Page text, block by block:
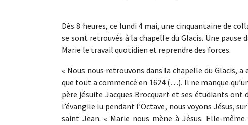
Dès 8 heures, ce lundi 4 mai, une cinquantaine de
se sont retrouvés à la chapelle du Glacis. Une pause
Marie le travail quotidien et reprendre des forces.
« Nous nous retrouvons dans la chapelle du Glacis,
que tout a commencé en 1624 (…). Il ne manque
père jésuite Jacques Brocquart et ses étudiants ont
l’évangile lu pendant l’Octave, nous voyons Jésus,
saint Jean. « Marie nous mène à Jésus. Elle-